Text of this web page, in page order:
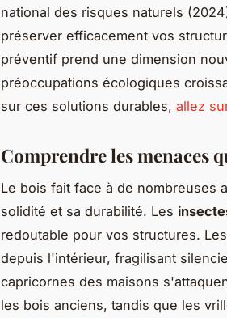
national des risques naturels
préserver efficacement vos
préventif prend une dimension
préoccupations écologiques
sur ces solutions durables, allez
Comprendre les menaces
Le bois fait face à de nombreuses
solidité et sa durabilité. Les
redoutable pour vos structures.
depuis l'intérieur, fragilisant
capricornes des maisons
les bois anciens, tandis que les